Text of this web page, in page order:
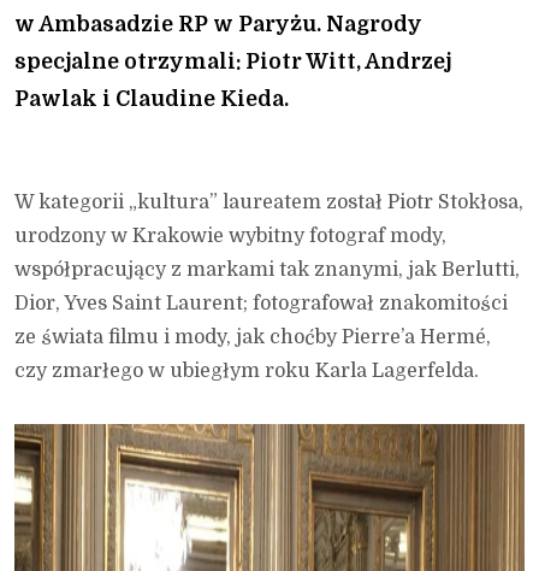
w Ambasadzie RP w Paryżu. Nagrody
specjalne otrzymali: Piotr Witt, Andrzej
Pawlak i Claudine Kieda.
W kategorii „kultura” laureatem został Piotr Stokłosa,
urodzony w Krakowie wybitny fotograf mody,
współpracujący z markami tak znanymi, jak Berlutti,
Dior, Yves Saint Laurent; fotografował znakomitości
ze świata filmu i mody, jak choćby Pierre’a Hermé,
czy zmarłego w ubiegłym roku Karla Lagerfelda.